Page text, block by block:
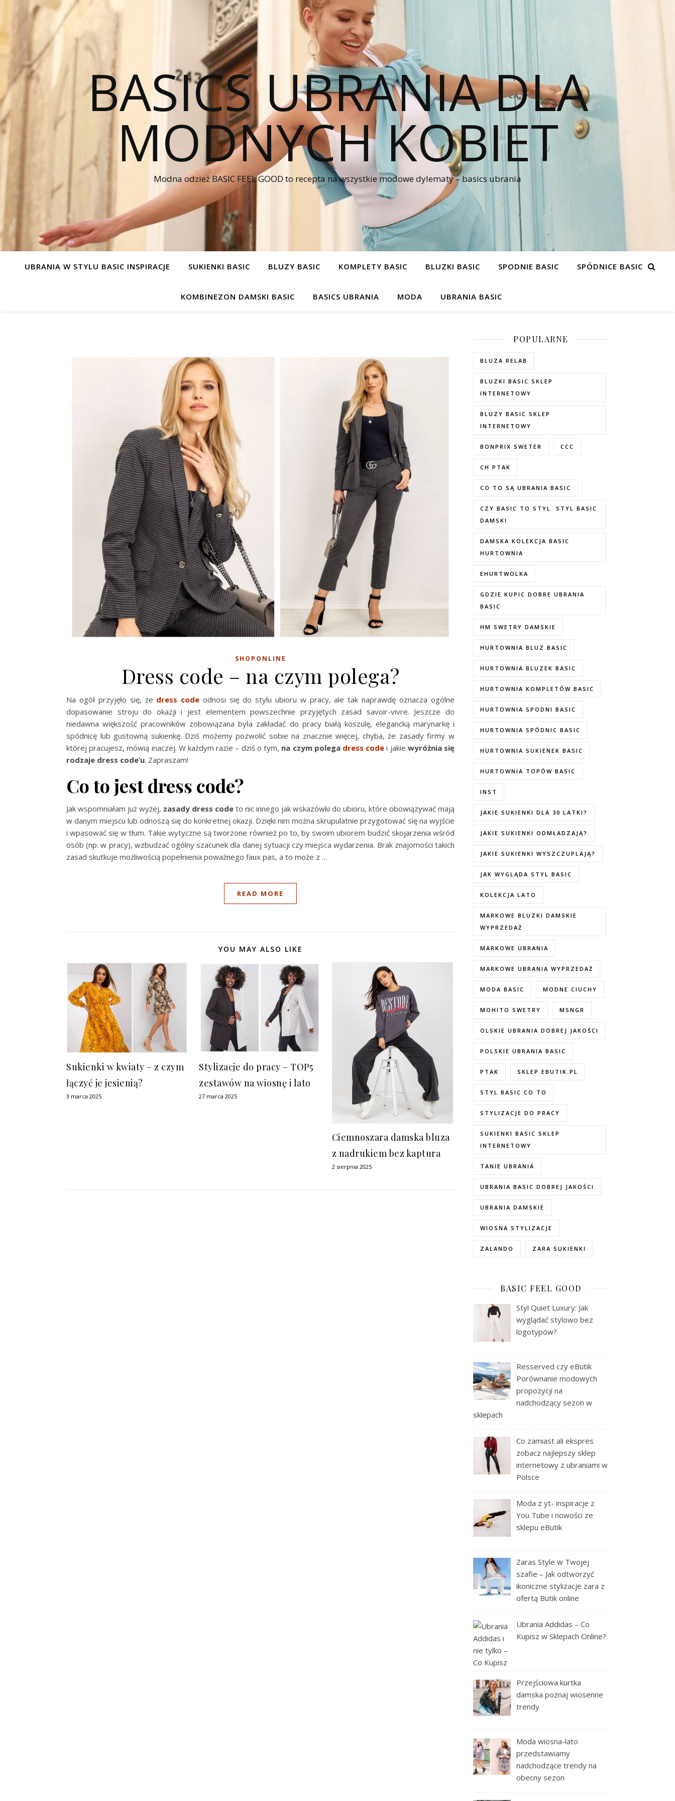
BASICS UBRANIA DLA
MODNYCH KOBIET
Modna odzież BASIC FEEL GOOD to recepta na wszystkie modowe dylematy – basics ubrania
UBRANIA W STYLU BASIC INSPIRACJE SUKIENKI BASIC BLUZY BASIC KOMPLETY BASIC BLUZKI BASIC SPODNIE BASIC SPÓDNICE BASIC
KOMBINEZON DAMSKI BASIC BASICS UBRANIA MODA UBRANIA BASIC
SHOPONLINE
Dress code – na czym polega?
Na ogół przyjęło się, że dress code odnosi się do stylu ubioru w pracy, ale tak naprawdę oznacza ogólne
dopasowanie stroju do okazji i jest elementem powszechnie przyjętych zasad savoir-vivre. Jeszcze do
niedawna większość pracowników zobowiązana była zakładać do pracy białą koszulę, elegancką marynarkę i
spódnicę lub gustowną sukienkę. Dziś możemy pozwolić sobie na znacznie więcej, chyba, że zasady firmy w
której pracujesz, mówią inaczej. W każdym razie – dziś o tym, na czym polega dress code i jakie wyróżnia się
rodzaje dress code’u. Zapraszam!
Co to jest dress code?
Jak wspomniałam już wyżej, zasady dress code to nic innego jak wskazówki do ubioru, które obowiązywać mają
w danym miejscu lub odnoszą się do konkretnej okazji. Dzięki nim można skrupulatnie przygotować się na wyjście
i wpasować się w tłum. Takie wytyczne są tworzone również po to, by swoim ubiorem budzić skojarzenia wśród
osób (np. w pracy), wzbudzać ogólny szacunek dla danej sytuacji czy miejsca wydarzenia. Brak znajomości takich
zasad skutkuje możliwością popełnienia poważnego faux pas, a to może z …
READ MORE
YOU MAY ALSO LIKE
Sukienki w kwiaty – z czym
łączyć je jesienią?
3 marca 2025
Stylizacje do pracy – TOP5
zestawów na wiosnę i lato
27 marca 2025
Ciemnoszara damska bluza
z nadrukiem bez kaptura
2 sierpnia 2025
POPULARNE
BLUZA RELAB
BLUZKI BASIC SKLEP
INTERNETOWY
BLUZY BASIC SKLEP
INTERNETOWY
BONPRIX SWETER CCC
CH PTAK
CO TO SĄ UBRANIA BASIC
CZY BASIC TO STYL. STYL BASIC
DAMSKI
DAMSKA KOLEKCJA BASIC
HURTOWNIA
EHURTWOLKA
GDZIE KUPIC DOBRE UBRANIA
BASIC
HM SWETRY DAMSKIE
HURTOWNIA BLUZ BASIC
HURTOWNIA BLUZEK BASIC
HURTOWNIA KOMPLETÓW BASIC
HURTOWNIA SPODNI BASIC
HURTOWNIA SPÓDNIC BASIC
HURTOWNIA SUKIENEK BASIC
HURTOWNIA TOPÓW BASIC
INST
JAKIE SUKIENKI DLA 30 LATKI?
JAKIE SUKIENKI ODMŁADZAJĄ?
JAKIE SUKIENKI WYSZCZUPLAJĄ?
JAK WYGLĄDA STYL BASIC
KOLEKCJA LATO
MARKOWE BLUZKI DAMSKIE
WYPRZEDAŻ
MARKOWE UBRANIA
MARKOWE UBRANIA WYPRZEDAŻ
MODA BASIC MODNE CIUCHY
MOHITO SWETRY MSNGR
OLSKIE UBRANIA DOBREJ JAKOŚCI
POLSKIE UBRANIA BASIC
PTAK SKLEP EBUTIK.PL
STYL BASIC CO TO
STYLIZACJE DO PRACY
SUKIENKI BASIC SKLEP
INTERNETOWY
TANIE UBRANIA
UBRANIA BASIC DOBREJ JAKOŚCI
UBRANIA DAMSKIE
WIOSNA STYLIZACJE
ZALANDO ZARA SUKIENKI
BASIC FEEL GOOD
Styl Quiet Luxury: Jak
wyglądać stylowo bez
logotypów?
Resserved czy eButik
Porównanie modowych
propozycji na
nadchodzący sezon w
sklepach
Co zamiast ali ekspres
zobacz najlepszy sklep
internetowy z ubraniami w
Polsce
Moda z yt- inspiracje z
You Tube i nowości ze
sklepu eButik
Zaras Style w Twojej
szafie – Jak odtworzyć
ikoniczne stylizacje zara z
ofertą Butik online
Ubrania Addidas – Co
Kupisz w Sklepach Online?
Przejściowa kurtka
damska poznaj wiosenne
trendy
Moda wiosna-lato
przedstawiamy
nadchodzące trendy na
obecny sezon